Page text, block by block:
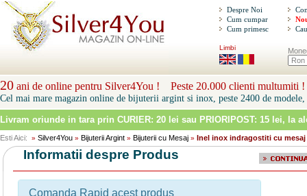
Despre Noi
Cum cumpar
Cum primesc
Limbi
20 ani de online pentru Silver4You ! Peste 20.000 clienti multumiti !
Cel mai mare magazin online de bijuterii argint si inox, peste 2400 de modele,
Livram oriunde in tara prin CURIER: 20 lei sau PRIORIPOST: 15 lei, la
Esti Aici: » Silver4You » Bijuterii Argint » Bijuterii cu Mesaj » Inel inox indragostiti cu mesaj
Informatii despre Produs
Comanda Rapid acest produs